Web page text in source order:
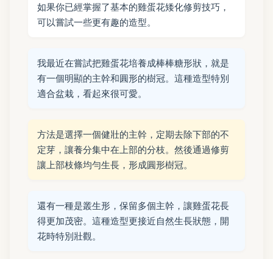
如果你已經掌握了基本的雞蛋花矮化修剪技巧，
可以嘗試一些更有趣的造型。
我最近在嘗試把雞蛋花培養成棒棒糖形狀，就是
有一個明顯的主幹和圓形的樹冠。這種造型特別
適合盆栽，看起來很可愛。
方法是選擇一個健壯的主幹，定期去除下部的不
定芽，讓養分集中在上部的分枝。然後通過修剪
讓上部枝條均勻生長，形成圓形樹冠。
還有一種是叢生形，保留多個主幹，讓雞蛋花長
得更加茂密。這種造型更接近自然生長狀態，開
花時特別壯觀。